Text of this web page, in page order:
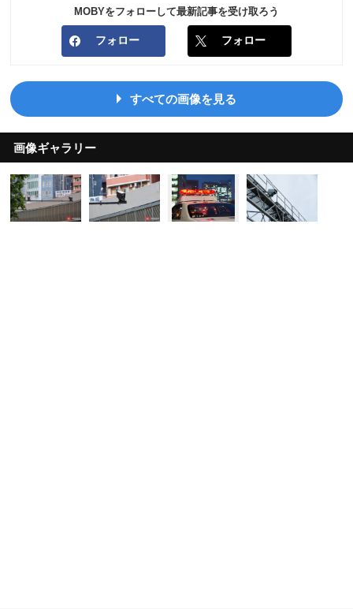
MOBYをフォローして最新記事を受け取ろう
フォロー フォロー
すべての画像を見る
画像ギャラリー